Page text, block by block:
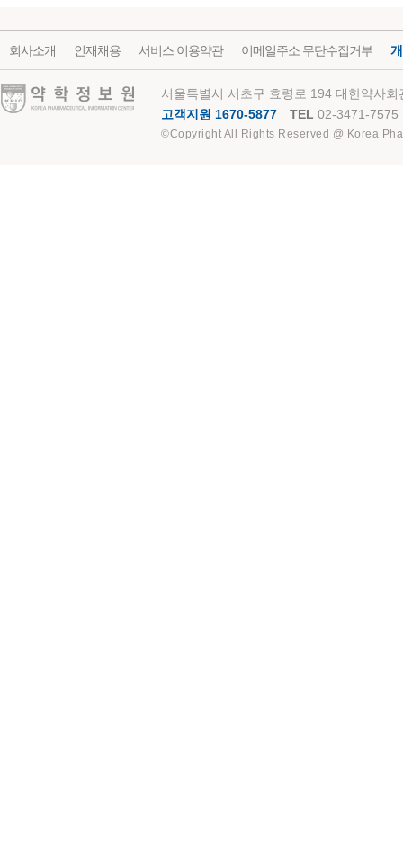
회사소개 인재채용 서비스 이용약관 이메일주소 무단수집거부
약학정보원
서울특별시 서초구 효령로 194 대한약사
고객지원 1670-5877
TEL 02-3471-7575
©Copyright All Rights Reserved @ Korea